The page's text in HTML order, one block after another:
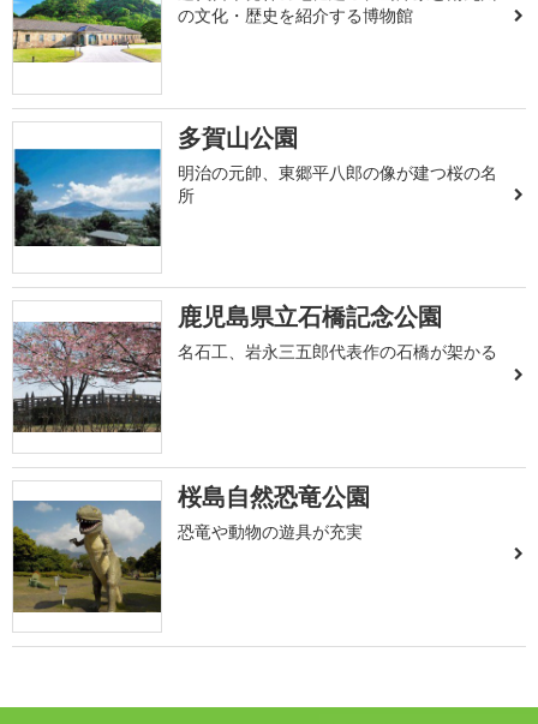
の文化・歴史を紹介する博物館
多賀山公園
明治の元帥、東郷平八郎の像が建つ桜の名
所
鹿児島県立石橋記念公園
名石工、岩永三五郎代表作の石橋が架かる
桜島自然恐竜公園
恐竜や動物の遊具が充実